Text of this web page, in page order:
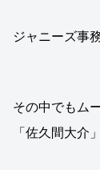
ジャニーズ事
その中でもム
「佐久間大介